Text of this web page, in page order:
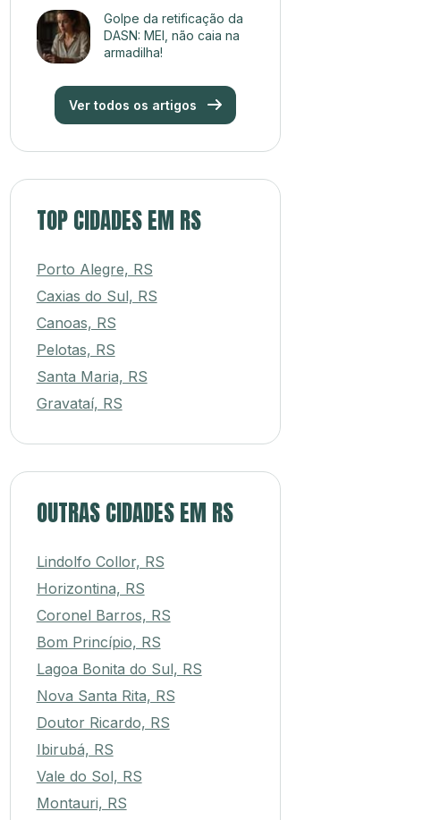
Golpe da retificação da
DASN: MEI, não caia na
armadilha!
Ver todos os artigos
TOP CIDADES EM RS
Porto Alegre, RS
Caxias do Sul, RS
Canoas, RS
Pelotas, RS
Santa Maria, RS
Gravataí, RS
OUTRAS CIDADES EM RS
Lindolfo Collor, RS
Horizontina, RS
Coronel Barros, RS
Bom Princípio, RS
Lagoa Bonita do Sul, RS
Nova Santa Rita, RS
Doutor Ricardo, RS
Ibirubá, RS
Vale do Sol, RS
Montauri, RS